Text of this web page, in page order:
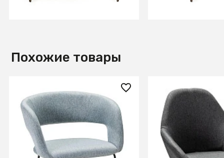
Похожие товары
16 070 ₽
Кресло Бар. Hugs св.сер/
Линк
+3
17 140 ₽
Кресло Бар.Kent
серый/черный
+8